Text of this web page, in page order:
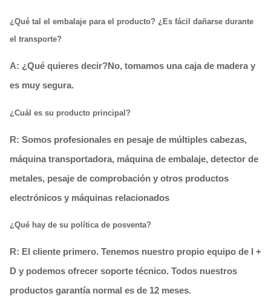
¿Qué tal el embalaje para el producto? ¿Es fácil dañarse durante
el transporte?
A: ¿Qué quieres decir?No, tomamos una caja de madera y
es muy segura.
¿Cuál es su producto principal?
R: Somos profesionales en pesaje de múltiples cabezas,
máquina transportadora, máquina de embalaje, detector de
metales, pesaje de comprobación y otros productos
electrónicos y máquinas relacionados
¿Qué hay de su política de posventa?
R: El cliente primero. Tenemos nuestro propio equipo de I +
D y podemos ofrecer soporte técnico. Todos nuestros
productos garantía normal es de 12 meses.